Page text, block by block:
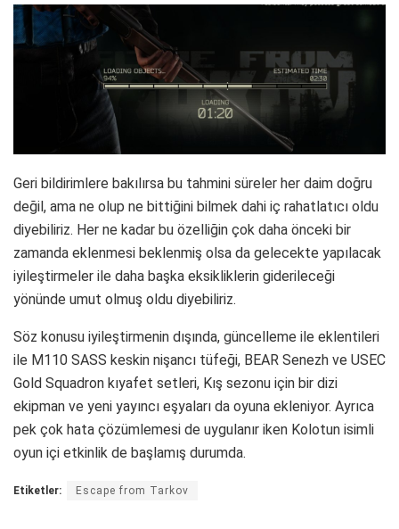
Geri bildirimlere bakılırsa bu tahmini süreler her daim doğru
değil, ama ne olup ne bittiğini bilmek dahi iç rahatlatıcı oldu
diyebiliriz. Her ne kadar bu özelliğin çok daha önceki bir
zamanda eklenmesi beklenmiş olsa da gelecekte yapılacak
iyileştirmeler ile daha başka eksikliklerin giderileceği
yönünde umut olmuş oldu diyebiliriz.
Söz konusu iyileştirmenin dışında, güncelleme ile eklentileri
ile M110 SASS keskin nişancı tüfeği, BEAR Senezh ve USEC
Gold Squadron kıyafet setleri, Kış sezonu için bir dizi
ekipman ve yeni yayıncı eşyaları da oyuna ekleniyor. Ayrıca
pek çok hata çözümlemesi de uygulanır iken Kolotun isimli
oyun içi etkinlik de başlamış durumda.
Etiketler: Escape from Tarkov